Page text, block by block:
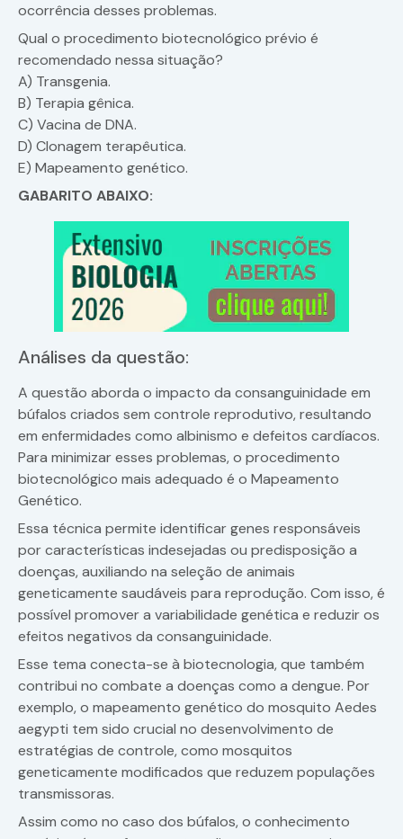
ocorrência desses problemas.
Qual o procedimento biotecnológico prévio é
recomendado nessa situação?
A) Transgenia.
B) Terapia gênica.
C) Vacina de DNA.
D) Clonagem terapêutica.
E) Mapeamento genético.
GABARITO ABAIXO:
Análises da questão:
A questão aborda o impacto da consanguinidade em
búfalos criados sem controle reprodutivo, resultando
em enfermidades como albinismo e defeitos cardíacos.
Para minimizar esses problemas, o procedimento
biotecnológico mais adequado é o Mapeamento
Genético.
Essa técnica permite identificar genes responsáveis
por características indesejadas ou predisposição a
doenças, auxiliando na seleção de animais
geneticamente saudáveis para reprodução. Com isso, é
possível promover a variabilidade genética e reduzir os
efeitos negativos da consanguinidade.
Esse tema conecta-se à biotecnologia, que também
contribui no combate a doenças como a dengue. Por
exemplo, o mapeamento genético do mosquito Aedes
aegypti tem sido crucial no desenvolvimento de
estratégias de controle, como mosquitos
geneticamente modificados que reduzem populações
transmissoras.
Assim como no caso dos búfalos, o conhecimento